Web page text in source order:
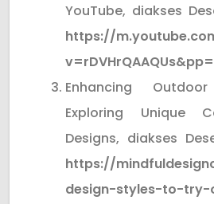
YouTube, diakses
https://
Enhancing
Exploring Unique
Designs, diakses
https://
design-styles-to-